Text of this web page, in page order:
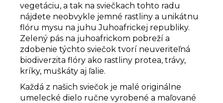
vegetáciu, a tak na sviečkach tohto radu
nájdete neobvykle jemné rastliny a unikátnu
flóru mysu na juhu Juhoafrickej republiky.
Zelený pás na juhoafrickom pobreží a
zdobenie týchto sviečok tvorí neuveriteľná
biodiverzita flóry ako rastliny protea, trávy,
kríky, muškáty aj ľalie.
Každá z našich sviečok je malé originálne
umelecké dielo ručne vyrobené a maľované